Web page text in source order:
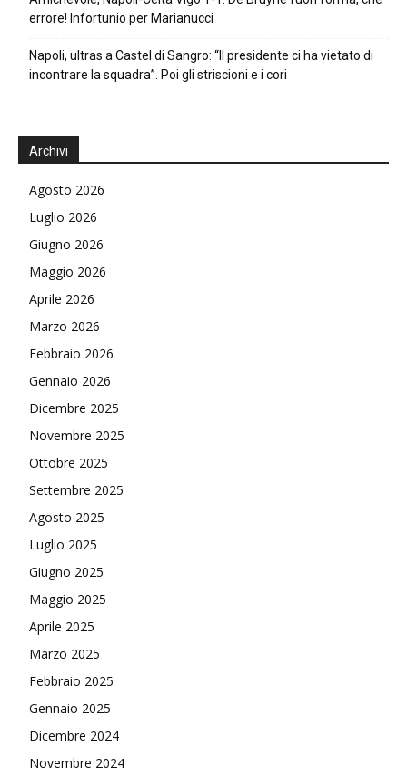
errore! Infortunio per Marianucci
Napoli, ultras a Castel di Sangro: “Il presidente ci ha vietato di
incontrare la squadra”. Poi gli striscioni e i cori
Archivi
Agosto 2026
Luglio 2026
Giugno 2026
Maggio 2026
Aprile 2026
Marzo 2026
Febbraio 2026
Gennaio 2026
Dicembre 2025
Novembre 2025
Ottobre 2025
Settembre 2025
Agosto 2025
Luglio 2025
Giugno 2025
Maggio 2025
Aprile 2025
Marzo 2025
Febbraio 2025
Gennaio 2025
Dicembre 2024
Novembre 2024